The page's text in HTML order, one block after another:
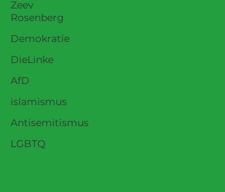
Zeev
Rosenberg
Demokratie
DieLinke
AfD
islamismus
Antisemitismus
LGBTQ